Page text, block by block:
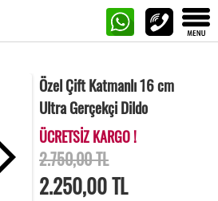
Özel Çift Katmanlı 16 cm
Ultra Gerçekçi Dildo
ÜCRETSİZ KARGO !
2.750,00 TL
2.250,00TL